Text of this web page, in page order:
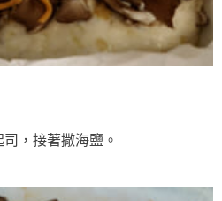
，接著撒海鹽。